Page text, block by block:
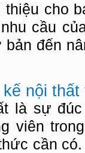
thiệu cho
cầu
đến
nội
là sự
viên
cần